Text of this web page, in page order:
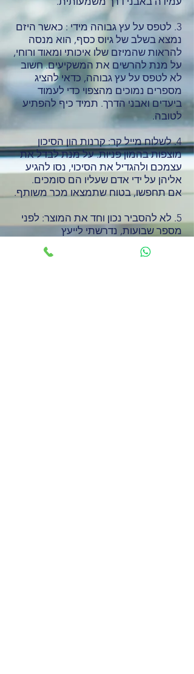
3. לטפס על עץ גבוהה מידי : כאשר היזם
נמצא בשלב של גיוס כסף, הוא מנסה
להראות שהמיזם שלו איכותי ומאוד ורוחי,
על מנת להרשים את המשקיעים. חשוב
לא לטפס על עץ גבוהה, כדאי להציג
מספרים נמוכים מהצפוי כדי לעמוד
ביעדים ואבני הדרך. תמיד כיף להפתיע
לטובה.
4. לשלוח מייל קר: קרנות הון הסיכון
מוצפות בהמון פניות. על מנת לבדל את
עצמכם ולהגדיל את הסיכוי, נסו להגיע
אליהן על ידי אדם שעליו הם סומכים.
אם תחפשו, בטוח שתמצאו מכר משותף.
5. לא להסביר נכון וחד את המוצר: לפני
מספר שבועות, נדרשתי לייעץ
דקות של הקשבה להסבר, עצרתי אותו, כי